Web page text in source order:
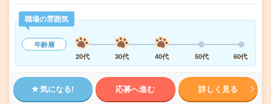
職場の雰囲気
年齢層
20代
30代 40代 50代 60代
気になる! 応募へ進む 詳しく見る